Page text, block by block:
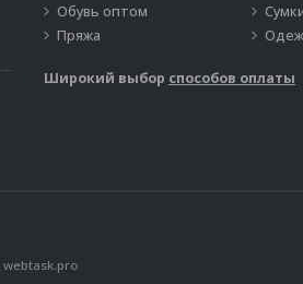
Обувь оптом
Пряжа
Широкий выбор способов оплаты
webtask.pro